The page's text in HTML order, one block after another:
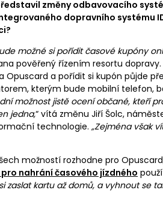
změny odbavovacího
dopravního systému
možné si pořídit časové kupóny
pověřený řízením resortu
a pořídit si kupón půjde
kterým bude mobilní telefon,
možnost jistě ocení občané, kteří
jedna,“ vítá změnu Jiří Šolc,
technologie. „Zejména však
možností rozhodne pro
nahrání časového jízdného
zaslat kartu až domů, a vyhnout se